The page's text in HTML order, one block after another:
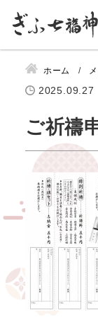
ホーム
2025.09.27
ご祈禱